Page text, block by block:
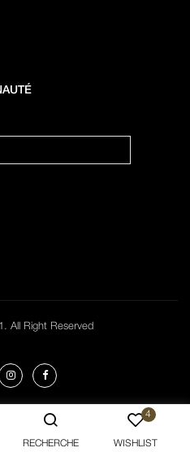
RECHERCHE
4
WISHLIST
All Right Reserved